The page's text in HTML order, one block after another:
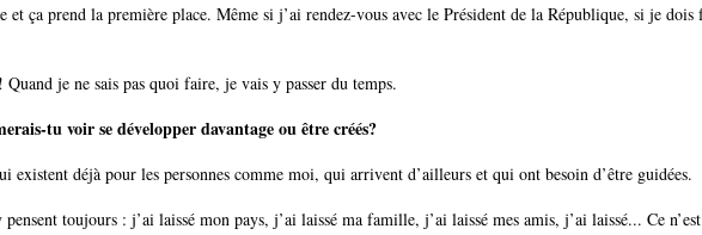
et ça prend la première place. Même si j’ai rendez-vous avec le Président de la République, si je
je ne sais pas quoi faire, je vais y passer du temps.
tu voir se développer davantage ou être créés?
existent déjà pour les personnes comme moi, qui arrivent d’ailleurs et qui ont besoin d’être guidées.
toujours : j’ai laissé mon pays, j’ai laissé ma famille, j’ai laissé mes amis, j’ai laissé... Ce